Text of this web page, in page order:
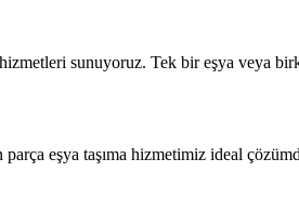
sunuyoruz. Tek bir eşya veya
eşya taşıma hizmetimiz ideal